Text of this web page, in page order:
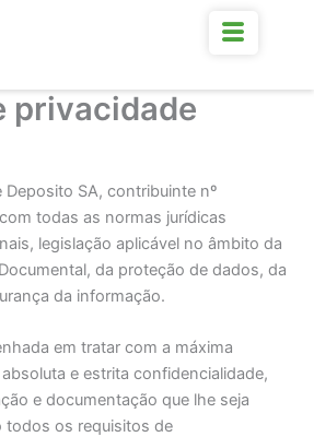
privacidade
Deposito SA, contribuinte nº
todas as normas jurídicas
legislação aplicável no âmbito da
da proteção de dados, da
da informação.
em tratar com a máxima
e estrita confidencialidade,
e documentação que lhe seja
todos os requisitos de